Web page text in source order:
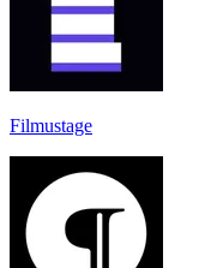
Filmustage